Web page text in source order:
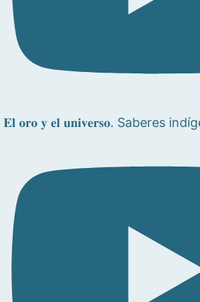
𝐄𝐥 𝐨𝐫𝐨 𝐲 𝐞𝐥 𝐮𝐧𝐢𝐯𝐞𝐫𝐬𝐨. Saberes